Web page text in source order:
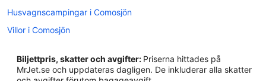
Husvagnscampingar i Comosjön
Villor i Comosjön
Hotell i Argegno
Biljettpris, skatter och avgifter: Priserna hittades på
MrJet.se och uppdateras dagligen. De inkluderar alla skatter